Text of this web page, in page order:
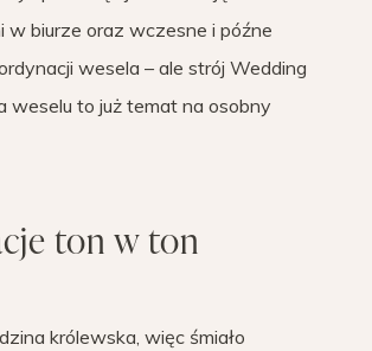
w biurze oraz wczesne i późne
wesela – ale strój Wedding
weselu to już temat na osobny
ton w ton
królewska, więc śmiało